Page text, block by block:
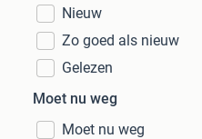
Nieuw
Zo goed als nieuw
Gelezen
Moet nu weg
Moet nu weg